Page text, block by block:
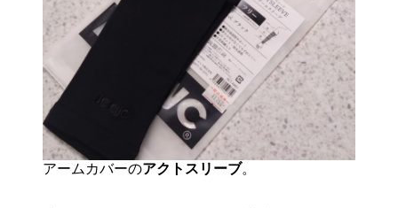
アームカバーのアクトスリーブ。